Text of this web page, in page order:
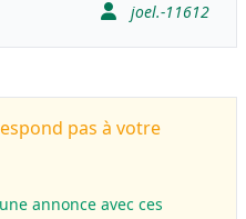
joel.-11612
pas à votre
annonce avec ces